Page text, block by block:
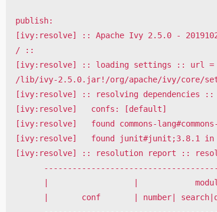
publish:
[ivy:resolve] :: Apache Ivy 2.5.0 -
/ ::
[ivy:resolve] :: loading settings :: url =
/lib/ivy-2.5.0.jar!/org/apache/ivy/core/
[ivy:resolve] :: resolving dependencies
[ivy:resolve]   confs: [default]
[ivy:resolve]   found commons-
[ivy:resolve]   found junit#junit;3.8.1 in
[ivy:resolve] :: resolution report ::